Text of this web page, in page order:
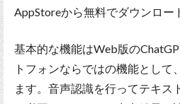
AppStoreから無料でダウンロー
基本的な機能はWeb版の
トフォンならではの機能として、
ます。音声認識を行ってテキス